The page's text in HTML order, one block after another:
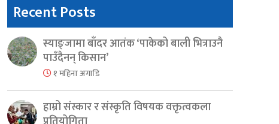
Recent Posts
स्याङ्जामा बाँदर आतंक ‘पाकेको बाली भित्राउनै
पाउँदैनन् किसान’
१ महिना अगाडि
हाम्रो संस्कार र संस्कृति विषयक वक्तृत्वकला